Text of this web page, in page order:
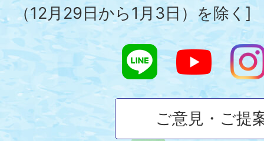
（12月29日から1月3日）を除く]
ご意見・ご提